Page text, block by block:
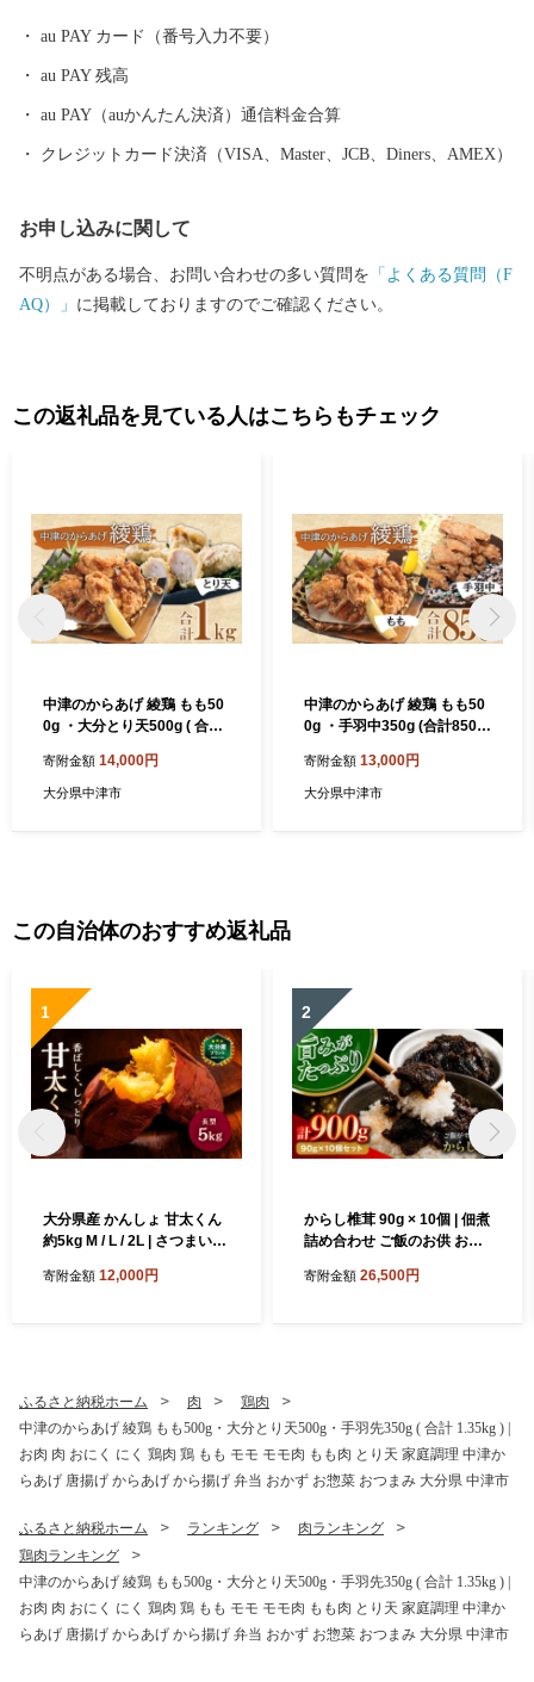
au PAY カード（番号入力不要）
au PAY 残高
au PAY（auかんたん決済）通信料金合算
クレジットカード決済（VISA、Master、JCB、Diners、AMEX）
お申し込みに関して
不明点がある場合、お問い合わせの多い質問を 「よくある質問（F
AQ）」 に掲載しておりますのでご確認ください。
この返礼品を見ている人はこちらもチェック
中津のからあげ 綾鶏 もも50
0g ・大分とり天500g ( 合計
肉 鶏 もも モモ モモ肉 とり
天 家庭調理 中津からあげ 唐
寄附金額 14,000円
大分県中津市
中津のからあげ 綾鶏 もも50
0g ・手羽中350g (合計850g)
もも モモ モモ肉 家庭調理 中
津からあげ 唐揚げ からあげ
寄附金額 13,000円
大分県中津市
この自治体のおすすめ返礼品
1
大分県産 かんしょ 甘太くん
約5kg M / L / 2L | さつまいも
紅はるか べにはるか 焼き芋
寄附金額 12,000円
2
からし椎茸 90g × 10個 | 佃煮
詰め合わせ ご飯のお供 おか
茸 シイタケ 辛子 からし カラ
寄附金額 26,500円
ふるさと納税ホーム 肉
鶏肉
中津のからあげ 綾鶏 もも500g・大分とり天500g・手羽先350g ( 合計 1.35kg ) |
お肉 肉 おにく にく 鶏肉 鶏 もも モモ モモ肉 もも肉 とり天 家庭調理 中津か
らあげ 唐揚げ からあげ から揚げ 弁当 おかず お惣菜 おつまみ 大分県 中津市
ふるさと納税ホーム ランキング
肉ランキング
鶏肉ランキング
中津のからあげ 綾鶏 もも500g・大分とり天500g・手羽先350g ( 合計 1.35kg ) |
お肉 肉 おにく にく 鶏肉 鶏 もも モモ モモ肉 もも肉 とり天 家庭調理 中津か
らあげ 唐揚げ からあげ から揚げ 弁当 おかず お惣菜 おつまみ 大分県 中津市